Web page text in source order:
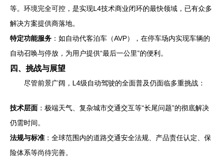
等。环境完全可控，是实现L4技术商业闭环的最快领域，已有众多
解决方案提供商落地。
特定功能服务 ：如自动代客泊车（AVP），在停车场内实现车辆的
自动召唤与停放，为用户提供“最后一公里”的便利。
四、挑战与展望
尽管前景广阔，L4级自动驾驶的全面普及仍面临多重挑战：
技术层面 ：极端天气、复杂城市交通交互等“长尾问题”的彻底解决
仍需时间。
法规与标准 ：全球范围内的道路交通安全法规、产品责任认定、保
险体系等尚待完善。